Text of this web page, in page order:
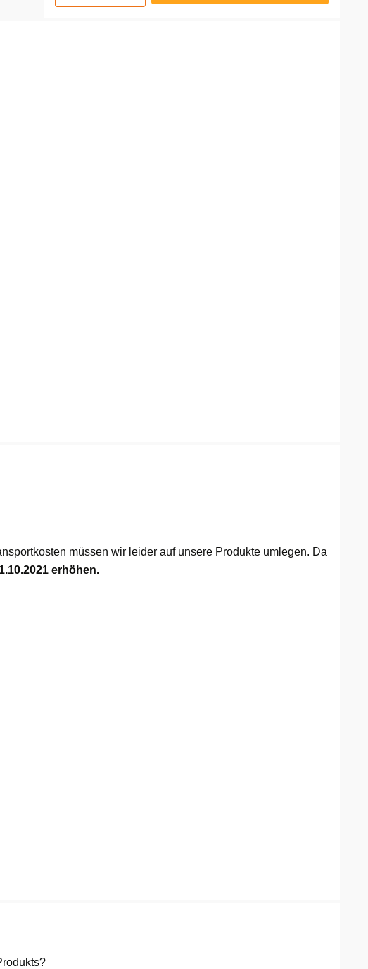
müssen wir leider auf unsere Produkte umlegen. Da
erhöhen.